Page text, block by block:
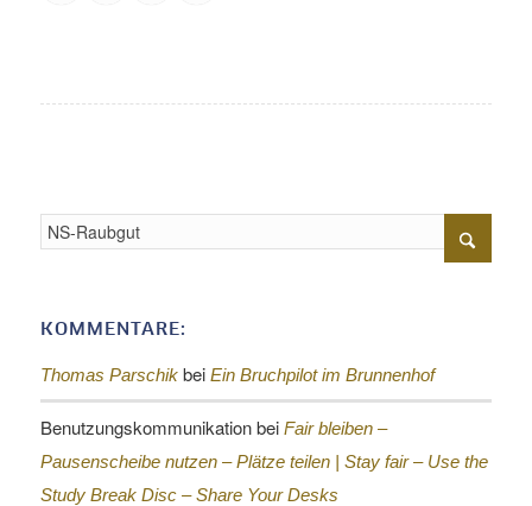
KOMMENTARE:
Thomas Parschikbei Ein Bruchpilot im Brunnenhof
Benutzungskommunikationbei Fair bleiben –
Pausenscheibe nutzen – Plätze teilen | Stay fair – Use the
Study Break Disc – Share Your Desks